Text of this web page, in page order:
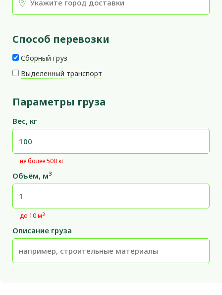
Способ перевозки
Сборный груз
Выделенный транспорт
Параметры груза
Вес, кг
не более 500 кг
Объём, м3
до 10 м3
Описание груза